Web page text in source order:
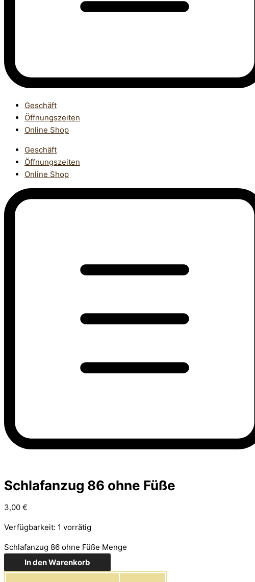
Geschäft
Öffnungszeiten
Online Shop
Geschäft
Öffnungszeiten
Online Shop
Schlafanzug 86 ohne Füße
3,00 €
Verfügbarkeit: 1 vorrätig
Schlafanzug 86 ohne Füße Menge
In den Warenkorb